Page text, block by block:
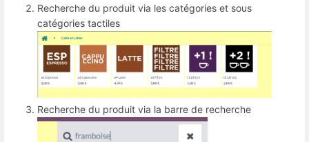
Recherche du produit via les catégories et sous
catégories tactiles
Recherche du produit via la barre de recherche